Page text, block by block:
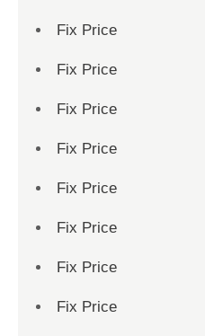
Fix Price
Fix Price
Fix Price
Fix Price
Fix Price
Fix Price
Fix Price
Fix Price